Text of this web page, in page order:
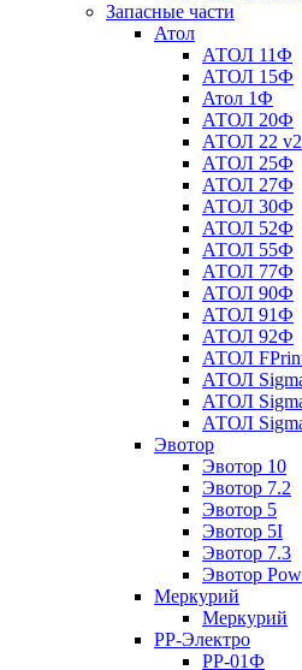
Запасные части
Атол
АТОЛ 11Ф
АТОЛ 15Ф
Атол 1Ф
АТОЛ 20Ф
АТОЛ 22
АТОЛ 25Ф
АТОЛ 27Ф
АТОЛ 30Ф
АТОЛ 52Ф
АТОЛ 55Ф
АТОЛ 77Ф
АТОЛ 90Ф
АТОЛ 91Ф
АТОЛ 92Ф
АТОЛ
АТОЛ
АТОЛ
АТОЛ
Эвотор
Эвотор 10
Эвотор 7.2
Эвотор 5
Эвотор 5I
Эвотор 7.3
Эвотор
Меркурий
Меркурий
РР-Электро
РР-01Ф